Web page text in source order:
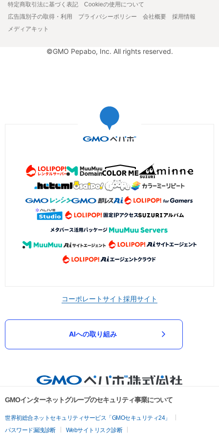
特定商取引法に基づく表記
Cookieの使用について
広告識別子の取得・利用
プライバシーポリシー 会社概要
採用情報
メディアキット
©GMO Pepabo, Inc. All rights reserved.
コーポレートサイト採用サイト
AIへの取り組み
GMOインターネットグループのセキュリティ事業について
世界初総合ネットセキュリティサービス「GMOセキュリティ24」
パスワード漏洩診断
Webサイトリスク診断